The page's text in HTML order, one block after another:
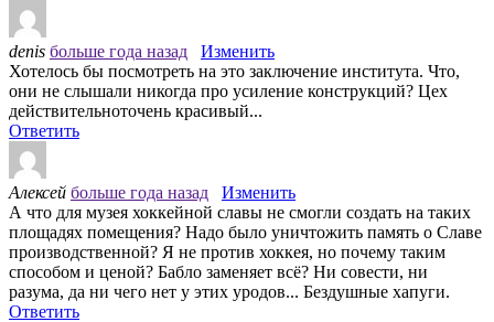
denis больше года назад
Изменить
Хотелось бы посмотреть на это заключение института. Что,
они не слышали никогда про усиление конструкций? Цех
действительноточень красивый...
Ответить
Алексей больше года назад
Изменить
А что для музея хоккейной славы не смогли создать на таких
площадях помещения? Надо было уничтожить память о Славе
производственной? Я не против хоккея, но почему таким
способом и ценой? Бабло заменяет всё? Ни совести, ни
разума, да ни чего нет у этих уродов... Бездушные хапуги.
Ответить